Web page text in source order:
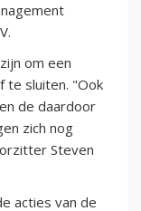
om een
te sluiten. "Ook
de daardoor
zich nog
Steven
acties van de